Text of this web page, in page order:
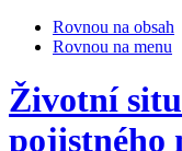
Rovnou na obsah
Rovnou na menu
Životní
pojistného